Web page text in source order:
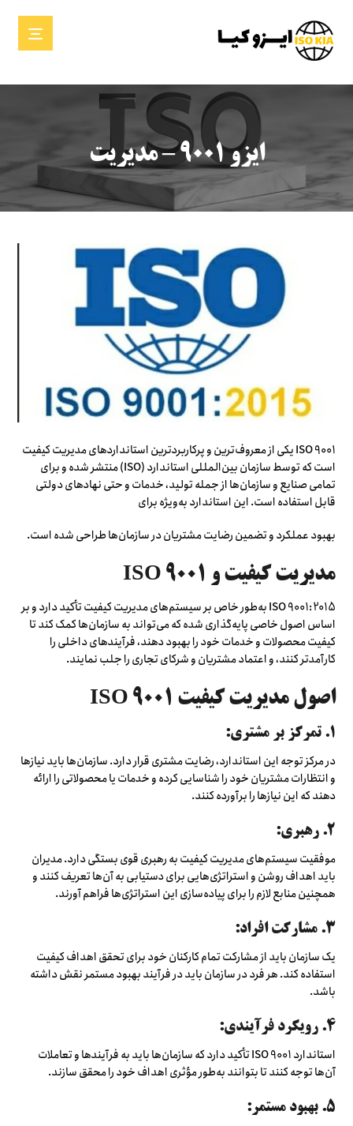
ایزو ۹۰۰۱ – مدیریت
ISO 9001 یکی از معروف‌ترین و پرکاربردترین استانداردهای مدیریت کیفیت
است که توسط سازمان بین‌المللی استاندارد (ISO) منتشر شده و برای
تمامی صنایع و سازمان‌ها از جمله تولید، خدمات و حتی نهادهای دولتی
قابل استفاده است. این استاندارد به‌ویژه برای
بهبود عملکرد و تضمین رضایت مشتریان در سازمان‌ها طراحی شده است.
مدیریت کیفیت و ISO 9001
ISO 9001:2015 به‌طور خاص بر سیستم‌های مدیریت کیفیت تأکید دارد و بر
اساس اصول خاصی پایه‌گذاری شده که می‌تواند به سازمان‌ها کمک کند تا
کیفیت محصولات و خدمات خود را بهبود دهند، فرآیندهای داخلی را
کارآمدتر کنند، و اعتماد مشتریان و شرکای تجاری را جلب نمایند.
اصول مدیریت کیفیت ISO 9001
۱. تمرکز بر مشتری:
در مرکز توجه این استاندارد، رضایت مشتری قرار دارد. سازمان‌ها باید نیازها
و انتظارات مشتریان خود را شناسایی کرده و خدمات یا محصولاتی را ارائه
دهند که این نیازها را برآورده کنند.
2. رهبری:
موفقیت سیستم‌های مدیریت کیفیت به رهبری قوی بستگی دارد. مدیران
باید اهداف روشن و استراتژی‌هایی برای دستیابی به آن‌ها تعریف کنند و
همچنین منابع لازم را برای پیاده‌سازی این استراتژی‌ها فراهم آورند.
3. مشارکت افراد:
یک سازمان باید از مشارکت تمام کارکنان خود برای تحقق اهداف کیفیت
استفاده کند. هر فرد در سازمان باید در فرآیند بهبود مستمر نقش داشته
باشد.
4. رویکرد فرآیندی:
استاندارد ISO 9001 تأکید دارد که سازمان‌ها باید به فرآیندها و تعاملات
آن‌ها توجه کنند تا بتوانند به‌طور مؤثری اهداف خود را محقق سازند.
5. بهبود مستمر: